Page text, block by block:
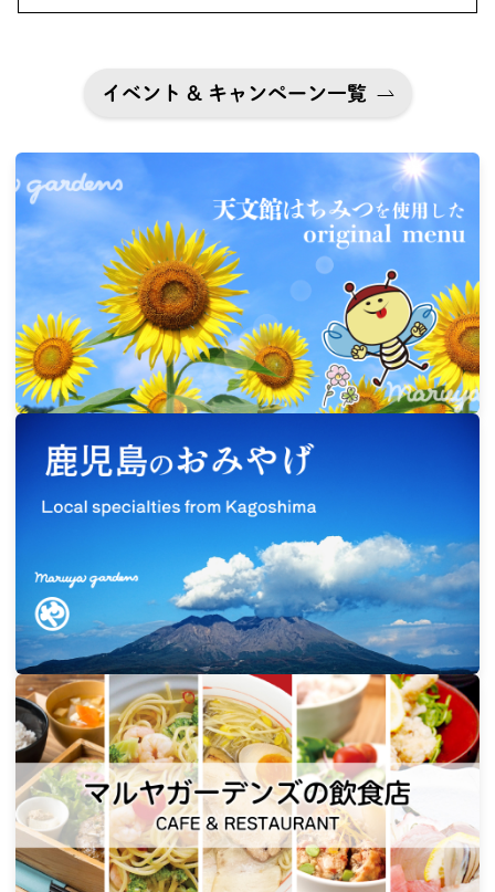
イベント & キャンペーン一覧